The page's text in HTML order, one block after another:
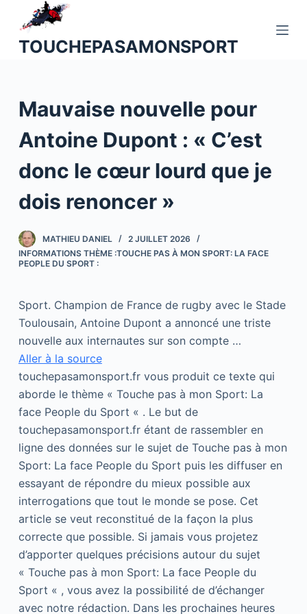
o
n
u
TOUCHEPASAMONSPORT
Mauvaise nouvelle pour
Antoine Dupont : « C’est
donc le cœur lourd que je
dois renoncer »
MATHIEU DANIEL
2 JUILLET 2026
INFORMATIONS THÈME :TOUCHE PAS À MON SPORT: LA FACE
PEOPLE DU SPORT :
Sport. Champion de France de rugby avec le Stade
Toulousain, Antoine Dupont a annoncé une triste
nouvelle aux internautes sur son compte …
Aller à la source
touchepasamonsport.fr vous produit ce texte qui
aborde le thème « Touche pas à mon Sport: La
face People du Sport « . Le but de
touchepasamonsport.fr étant de rassembler en
ligne des données sur le sujet de Touche pas à mon
Sport: La face People du Sport puis les diffuser en
essayant de répondre du mieux possible aux
interrogations que tout le monde se pose. Cet
article se veut reconstitué de la façon la plus
correcte que possible. Si jamais vous projetez
d’apporter quelques précisions autour du sujet
« Touche pas à mon Sport: La face People du
Sport « , vous avez la possibilité de d’échanger
avec notre rédaction. Dans les prochaines heures